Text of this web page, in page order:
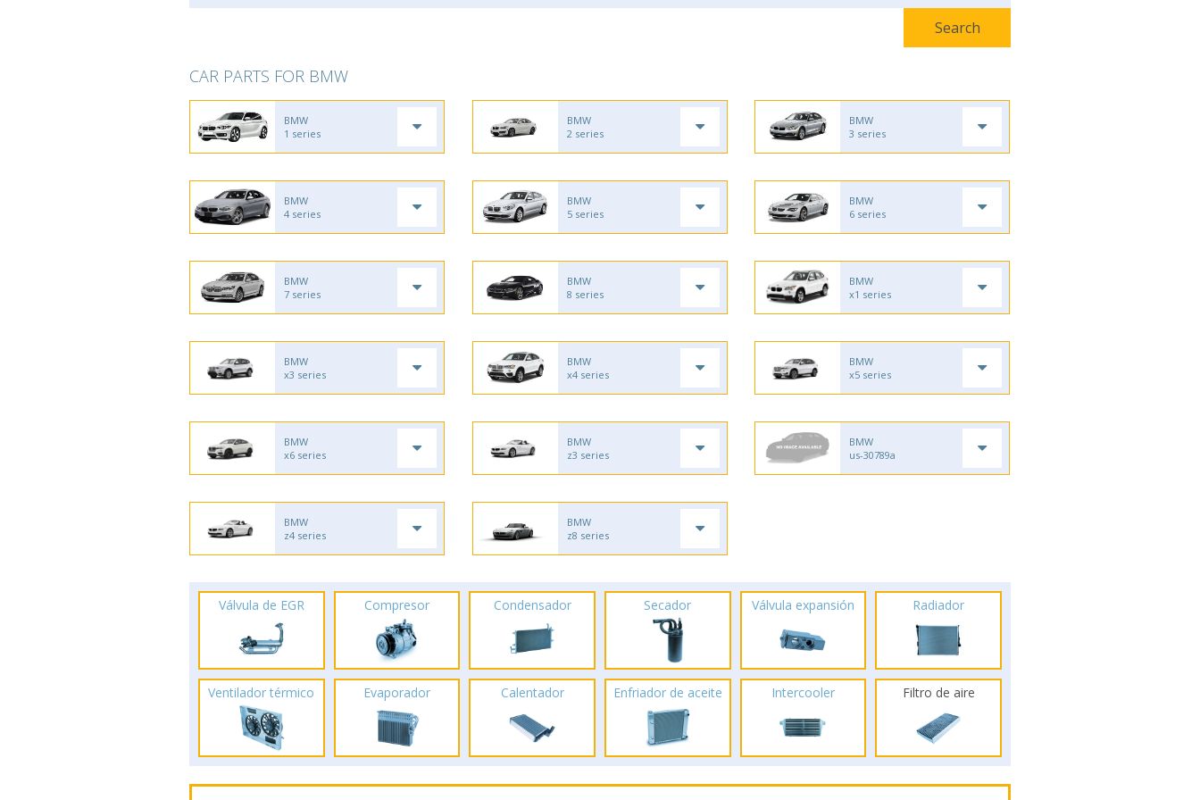
CAR PARTS FOR BMW
BMW
1 series
BMW
2 series
BMW
3 series
BMW
4 series
BMW
5 series
BMW
6 series
BMW
7 series
BMW
8 series
BMW
x1 series
BMW
x3 series
BMW
x4 series
BMW
x5 series
BMW
x6 series
BMW
z3 series
BMW
us-30789a
BMW
z4 series
BMW
z8 series
Válvula de EGR Compresor Condensador Secador Válvula expansión Radiador
Ventilador térmico Evaporador Calentador Enfriador de aceite Intercooler Filtro de aire